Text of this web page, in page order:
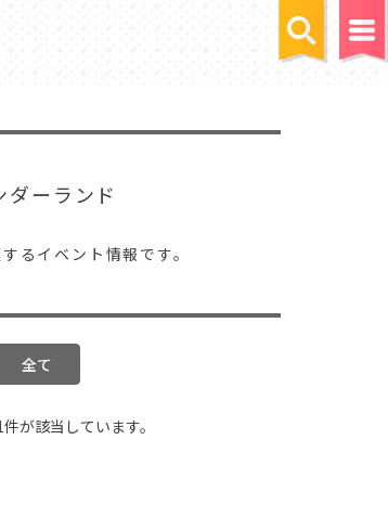
ーランド
イベント情報です。
全て
が該当しています。